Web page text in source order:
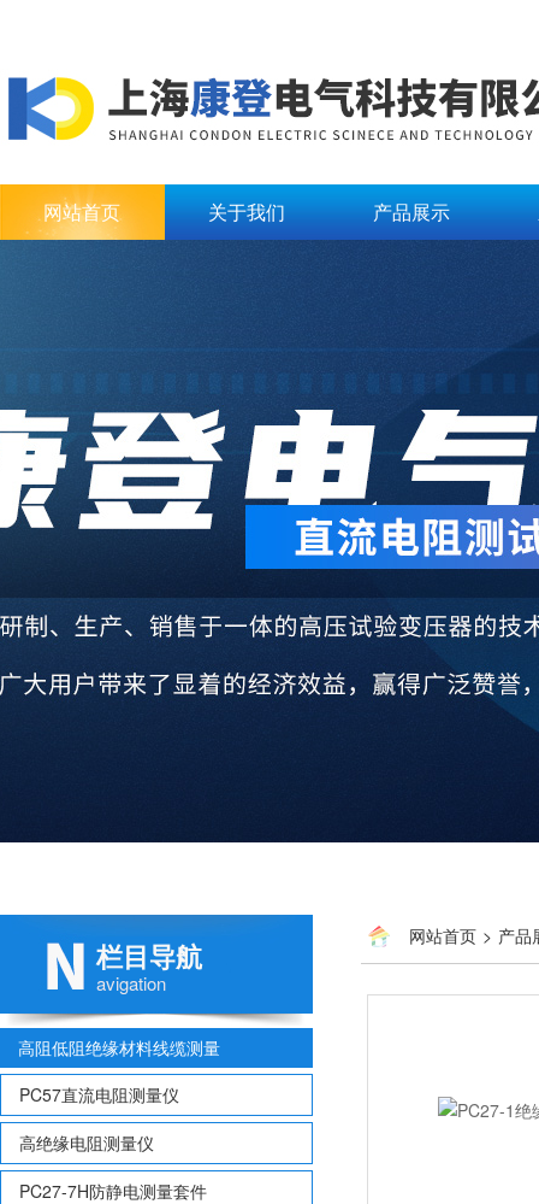
网站首页 关于我们 产品展示
栏目导航
avigation
高阻低阻绝缘材料线缆测量
PC57直流电阻测量仪
高绝缘电阻测量仪
PC27-7H防静电测量套件
网站首页 > 产品